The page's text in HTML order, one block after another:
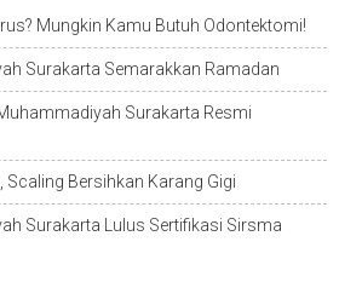
Mungkin Kamu Butuh Odontektomi!
Surakarta Semarakkan Ramadan
Surakarta Resmi
Scaling Bersihkan Karang Gigi
Surakarta Lulus Sertifikasi Sirsma